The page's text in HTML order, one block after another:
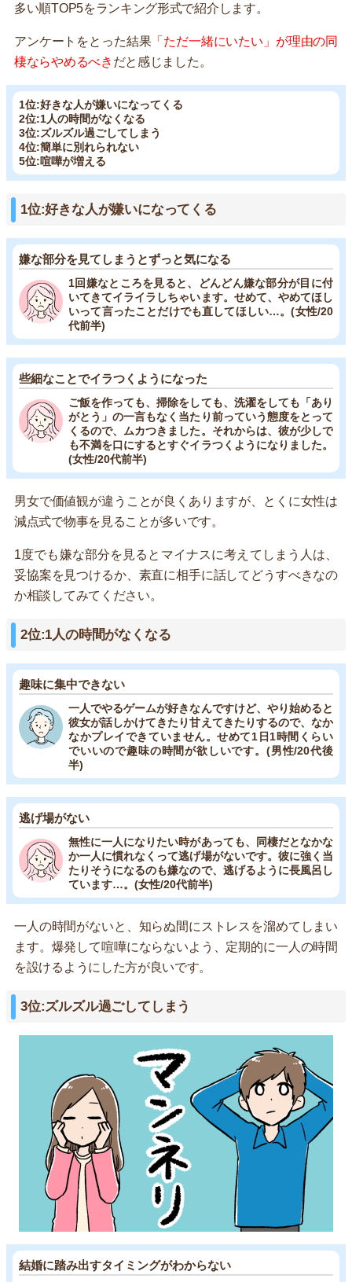
多い順TOP5をランキング形式で紹介します。
アンケートをとった結果「ただ一緒にいたい」が理由の同
棲ならやめるべき だと感じました。
1位:好きな人が嫌いになってくる
2位:1人の時間がなくなる
3位:ズルズル過ごしてしまう
4位:簡単に別れられない
5位:喧嘩が増える
1位:好きな人が嫌いになってくる
嫌な部分を見てしまうとずっと気になる
1回嫌なところを見ると、どんどん嫌な部分が目に付
いてきてイライラしちゃいます。せめて、やめてほし
いって言ったことだけでも直してほしい…。(女性/20
代前半)
些細なことでイラつくようになった
ご飯を作っても、掃除をしても、洗濯をしても「あり
がとう」の一言もなく当たり前っていう態度をとって
くるので、ムカつきました。それからは、彼が少しで
も不満を口にするとすぐイラつくようになりました。
(女性/20代前半)
男女で価値観が違うことが良くありますが、とくに女性は
減点式で物事を見ることが多いです。
1度でも嫌な部分を見るとマイナスに考えてしまう人は、
妥協案を見つけるか、素直に相手に話してどうすべきなの
か相談してみてください。
2位:1人の時間がなくなる
趣味に集中できない
一人でやるゲームが好きなんですけど、やり始めると
彼女が話しかけてきたり甘えてきたりするので、なか
なかプレイできていません。せめて1日1時間くらい
でいいので趣味の時間が欲しいです。(男性/20代後
半)
逃げ場がない
無性に一人になりたい時があっても、同棲だとなかな
か一人に慣れなくって逃げ場がないです。彼に強く当
たりそうになるのも嫌なので、逃げるように長風呂し
ています…。(女性/20代前半)
一人の時間がないと、知らぬ間にストレスを溜めてしまい
ます。爆発して喧嘩にならないよう、定期的に一人の時間
を設けるようにした方が良いです。
3位:ズルズル過ごしてしまう
結婚に踏み出すタイミングがわからない